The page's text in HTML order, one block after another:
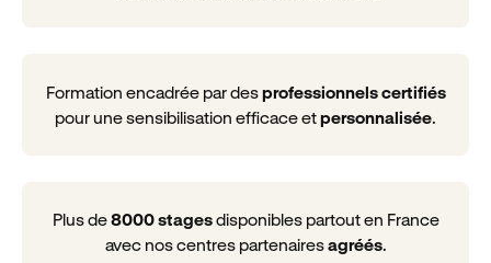
Formation encadrée par desprofessionnels certifiés
pour une sensibilisation efficace etpersonnalisée.
Plus de8000 stagesdisponibles partout en France
avec nos centres partenairesagréés.